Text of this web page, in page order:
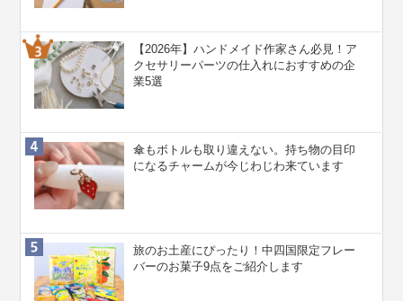
【2026年】ハンドメイド作家さん必見！ア
クセサリーパーツの仕入れにおすすめの企
業5選
傘もボトルも取り違えない。持ち物の目印
になるチャームが今じわじわ来ています
旅のお土産にぴったり！中四国限定フレー
バーのお菓子9点をご紹介します